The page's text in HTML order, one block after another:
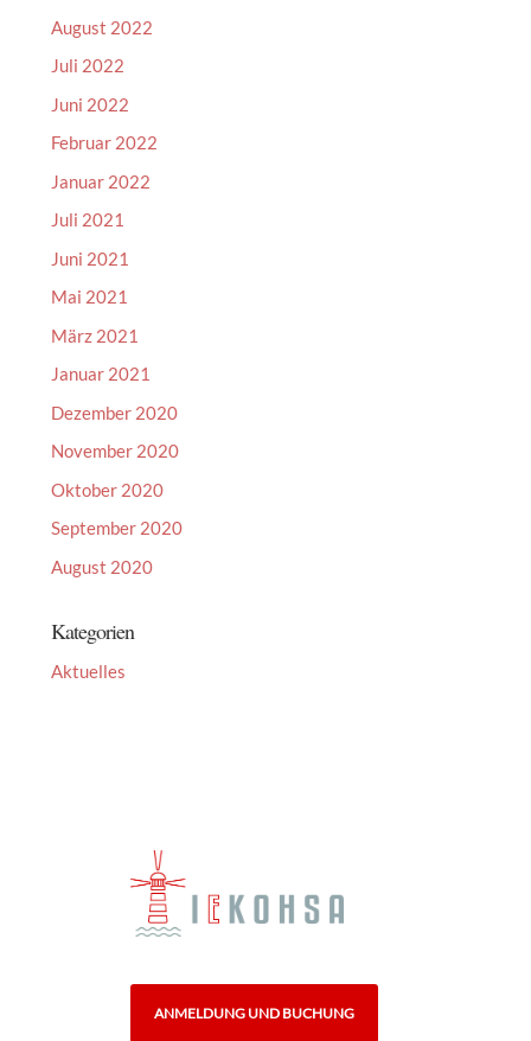
August 2022
Juli 2022
Juni 2022
Februar 2022
Januar 2022
Juli 2021
Juni 2021
Mai 2021
März 2021
Januar 2021
Dezember 2020
November 2020
Oktober 2020
September 2020
August 2020
Kategorien
Aktuelles
ANMELDUNG UND BUCHUNG